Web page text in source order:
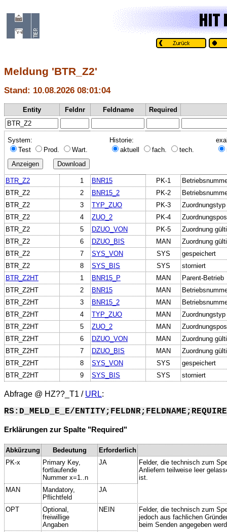
Meldung 'BTR_Z2'
Stand: 10.08.2026 08:01:04
Entity Feldnr Feldname Required
System:
Test
Prod. Wart.
Historie:
aktuell
fach. tech.
BTR_Z2 1 BNR15 PK-1
BTR_Z2
2 BNR15_2 PK-2
BTR_Z2
3 TYP_ZUO PK-3
Zuordnungstyp
BTR_Z2
4 ZUO_2 PK-4
BTR_Z2
5 DZUO_VON PK-5
Zuordnung
BTR_Z2
6 DZUO_BIS MAN
Zuordnung
BTR_Z2
7 SYS_VON SYS
gespeichert
BTR_Z2
8 SYS_BIS SYS
storniert
BTR_Z2HT
1 BNR15_P MAN
Parent-Betrieb
BTR_Z2HT
2 BNR15 MAN
BTR_Z2HT
3 BNR15_2 MAN
BTR_Z2HT
4 TYP_ZUO MAN
Zuordnungstyp
BTR_Z2HT
5 ZUO_2 MAN
BTR_Z2HT
6 DZUO_VON MAN
Zuordnung
BTR_Z2HT
7 DZUO_BIS MAN
Zuordnung
BTR_Z2HT
8 SYS_VON SYS
gespeichert
BTR_Z2HT
9 SYS_BIS SYS storniert
Abfrage @ HZ??_T1 / URL:
RS:D_MELD_E_E/
Erklärungen zur Spalte "Required"
Abkürzung Bedeutung
Erforderlich
PK-x
Primary Key,
fortlaufende
Nummer x=1..n
JA
Felder, die technisch zum
Anliefern teilweise leer
ist.
MAN
Mandatory,
Pflichtfeld
JA
OPT
Optional,
freiwillige
Angaben
NEIN
Felder, die technisch zum
jedoch aus fachlichen
beim Senden angegeben